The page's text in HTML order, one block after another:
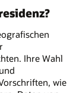
Ihre Wahl
wie